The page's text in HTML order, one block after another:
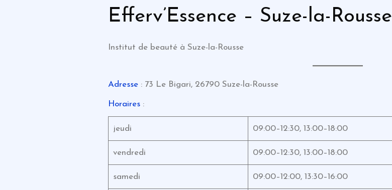
Efferv’Essence – Suze-la-Rousse
Institut de beauté à Suze-la-Rousse
Adresse : 73 Le Bigari, 26790 Suze-la-Rousse
Horaires :
jeudi 09:00–12:30, 13:00–18:00
vendredi 09:00–12:30, 13:00–18:00
samedi 09:00–12:00, 13:30–16:00